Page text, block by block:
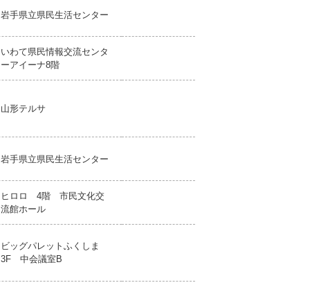
岩手県立県民生活センター
いわて県民情報交流センタ
ーアイーナ8階
山形テルサ
岩手県立県民生活センター
ヒロロ 4階 市民文化交
流館ホール
ビッグパレットふくしま
3F 中会議室B